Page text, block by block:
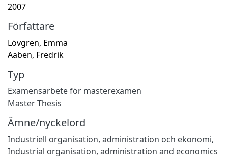
2007
Författare
Lövgren, Emma
Aaben, Fredrik
Typ
Examensarbete för masterexamen
Master Thesis
Ämne/nyckelord
Industriell organisation, administration och ekonomi,
Industrial organisation, administration and economics